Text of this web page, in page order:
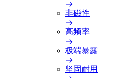
非磁性
高频率
极端暴露
坚固耐用